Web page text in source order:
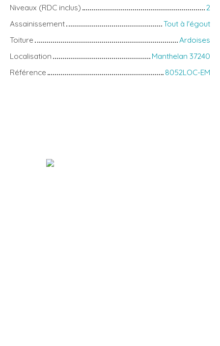
Niveaux (RDC inclus)
2
Assainissement
Tout à l'égout
Toiture
Ardoises
Localisation
Manthelan 37240
Référence
8052LOC-EM